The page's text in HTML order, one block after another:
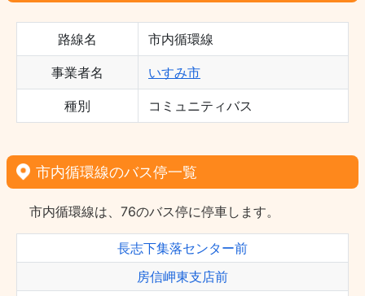
路線名 市内循環線
事業者名 いすみ市
種別 コミュニティバス
市内循環線のバス停一覧
市内循環線は、76のバス停に停車します。
長志下集落センター前
房信岬東支店前